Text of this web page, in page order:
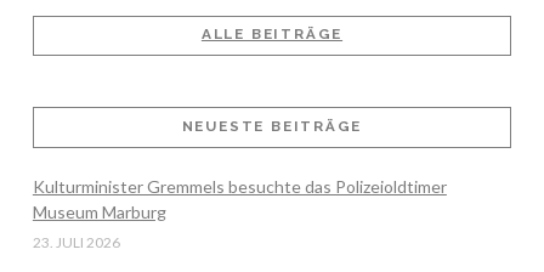
ALLE BEITRÄGE
NEUESTE BEITRÄGE
Kulturminister Gremmels besuchte das Polizeioldtimer
Museum Marburg
23. JULI 2026